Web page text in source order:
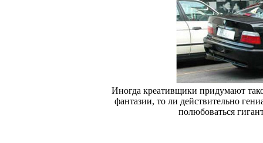
Иногда креативщики придумают
фантазии, то ли действительно
полюбоваться